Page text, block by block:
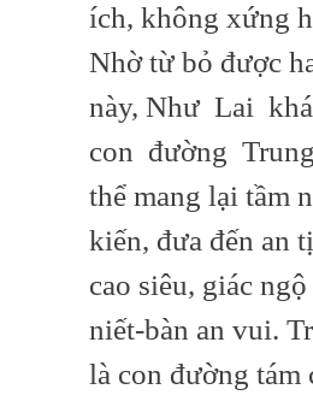
ích, không xứng
Nhờ từ bỏ được
này, Như Lai
con đường
thể mang lại tầm
kiến, đưa đến an
cao siêu, giác
niết-bàn an vui.
là con đường tám